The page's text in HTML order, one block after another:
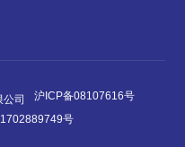
司
沪ICP备08107616号
号